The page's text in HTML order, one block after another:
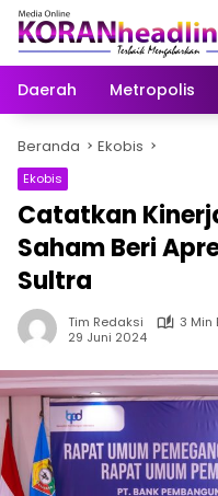
Langsung
konten
Daerah
Metropolis
Beranda Ekobis
Ekobis
Catatkan
Saham Beri
Sultra
Tim Redaksi
3 Min
29 Juni 2024